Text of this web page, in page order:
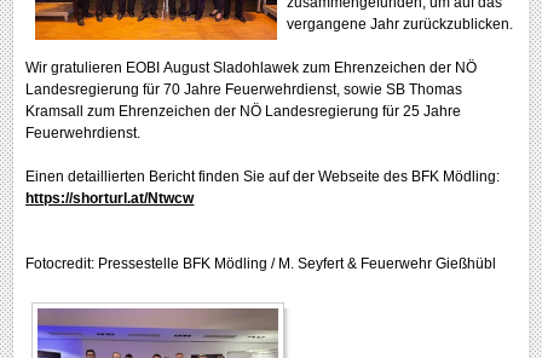
vergangene Jahr zurückzublicken.
Wir gratulieren EOBI August Sladohlawek zum Ehrenzeichen der NÖ
Landesregierung für 70 Jahre Feuerwehrdienst, sowie SB Thomas
Kramsall zum Ehrenzeichen der NÖ Landesregierung für 25 Jahre
Feuerwehrdienst.
Einen detaillierten Bericht finden Sie auf der Webseite des BFK Mödling:
https://shorturl.at/Ntwcw
Fotocredit: Pressestelle BFK Mödling / M. Seyfert & Feuerwehr Gießhübl